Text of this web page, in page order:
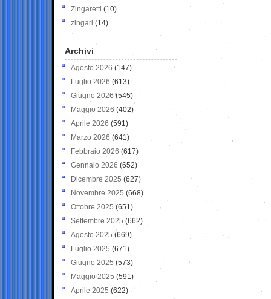
Zingaretti (10)
zingari (14)
Archivi
Agosto 2026 (147)
Luglio 2026 (613)
Giugno 2026 (545)
Maggio 2026 (402)
Aprile 2026 (591)
Marzo 2026 (641)
Febbraio 2026 (617)
Gennaio 2026 (652)
Dicembre 2025 (627)
Novembre 2025 (668)
Ottobre 2025 (651)
Settembre 2025 (662)
Agosto 2025 (669)
Luglio 2025 (671)
Giugno 2025 (573)
Maggio 2025 (591)
Aprile 2025 (622)